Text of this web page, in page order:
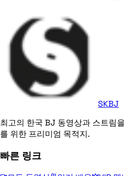
SKBJ
최고의 한국 BJ 동영상과 스트림
를 위한 프리미엄 목적지.
빠른 링크